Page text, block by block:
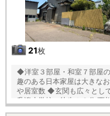
21枚
◆洋室３部屋・和室７部屋の１０ＬＤＫ ◆収納ス
趣のある日本家屋は大きなお庭もありゆと
や居室数 ◆玄関も広々としており、シューズボックスも大容量 【教育】
升潟小学校 徒歩１８分 西川中学校 徒歩５３分 【備考】 ・現況引渡